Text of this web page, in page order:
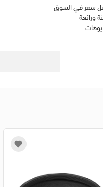
سعر في السوق
ورائعة